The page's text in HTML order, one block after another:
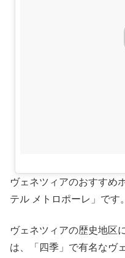
ヴェネツィアのおすすめ
テル メトロポーレ」です。
ヴェネツィアの歴史地区
は、「四季」で有名なヴ